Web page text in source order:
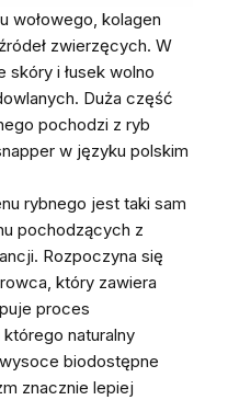
wołowego, kolagen
zwierzęcych. W
i łusek wolno
Duża część
pochodzi z ryb
w języku polskim
rybnego jest taki sam
pochodzących z
Rozpoczyna się
który zawiera
proces
naturalny
biodostępne
znacznie lepiej